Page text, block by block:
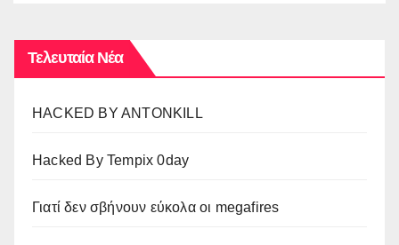
Τελευταία Νέα
HACKED BY ANTONKILL
Hacked By Tempix 0day
Γιατί δεν σβήνουν εύκολα οι megafires